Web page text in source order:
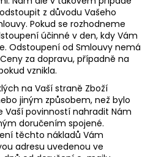
z důvodu Vašeho
Pokud se rozhodneme
účinné v den, kdy Vám
Odstoupení od Smlouvy nemá
za dopravu, případně na
vznikla.
na Vaší straně Zboží
jiným způsobem, než bylo
Vaší povinností nahradit Nám
doručením spojené.
těchto nákladů Vám
adresu uvedenou ve